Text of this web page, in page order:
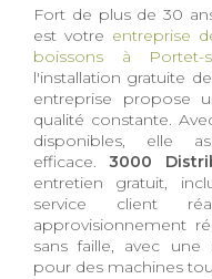
Fort de plus de 30
est votre entreprise
boissons à Portet-
l'installation gratuite
entreprise propose
qualité constante.
disponibles, elle
efficace.3000
entretien gratuit,
service client
approvisionnement
sans faille, avec une
pour des machines